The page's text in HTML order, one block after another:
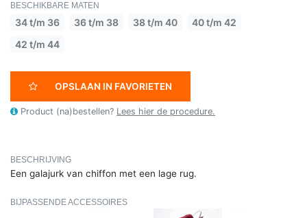
BESCHIKBARE MATEN
34 t/m 36 36 t/m 38 38 t/m 40
40 t/m 42
42 t/m 44
OPSLAAN IN FAVORIETEN
Product (na)bestellen? Lees hier de procedure.
BESCHRIJVING
Een galajurk van chiffon met een lage rug.
BIJPASSENDE ACCESSOIRES